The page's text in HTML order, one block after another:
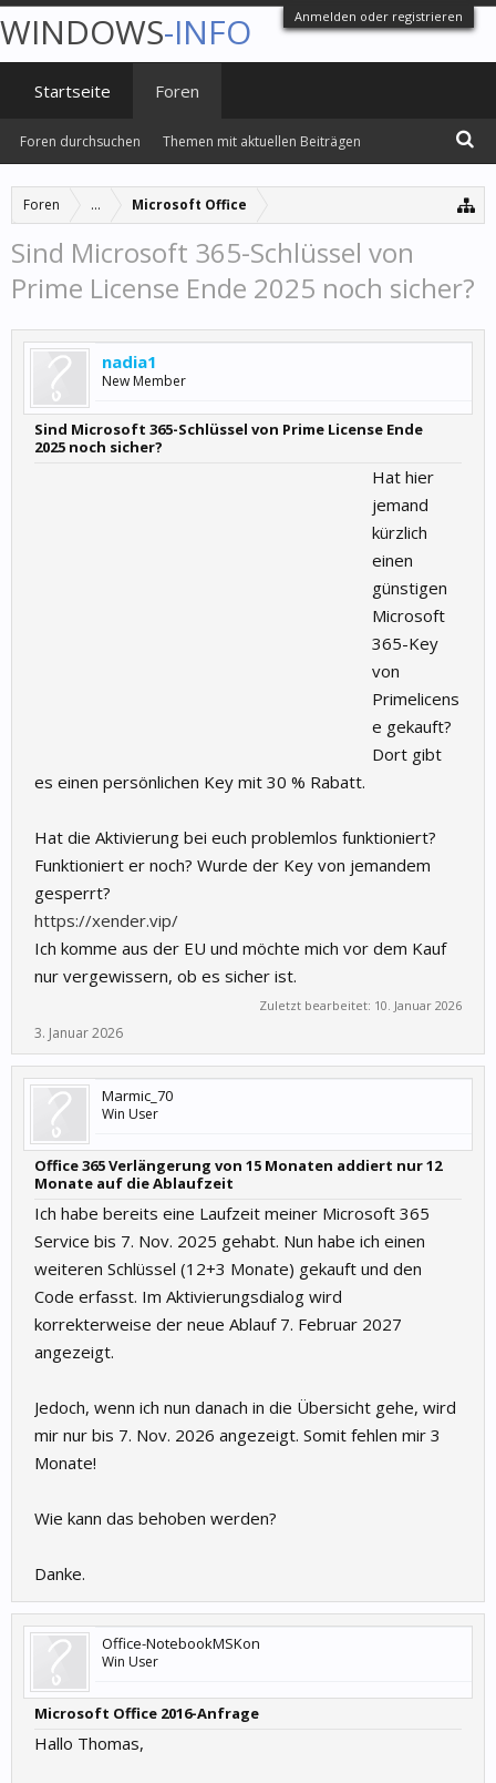
Anmelden oder registrieren
Foren ... Microsoft Office
Sind Microsoft 365-Schlüssel von
Prime License Ende 2025 noch sicher?
nadia1
New Member
Sind Microsoft 365-Schlüssel von Prime License Ende
2025 noch sicher?
Hat hier
jemand
kürzlich
einen
günstigen
Microsoft
365-Key
von
Primelicens
e gekauft?
Dort gibt
es einen persönlichen Key mit 30 % Rabatt.
Hat die Aktivierung bei euch problemlos funktioniert?
Funktioniert er noch? Wurde der Key von jemandem
gesperrt?
https://xender.vip/
Ich komme aus der EU und möchte mich vor dem Kauf
nur vergewissern, ob es sicher ist.
Zuletzt bearbeitet: 10. Januar 2026
3. Januar 2026
Marmic_70
Win User
Office 365 Verlängerung von 15 Monaten addiert nur 12
Monate auf die Ablaufzeit
Ich habe bereits eine Laufzeit meiner Microsoft 365
Service bis 7. Nov. 2025 gehabt. Nun habe ich einen
weiteren Schlüssel (12+3 Monate) gekauft und den
Code erfasst. Im Aktivierungsdialog wird
korrekterweise der neue Ablauf 7. Februar 2027
angezeigt.
Jedoch, wenn ich nun danach in die Übersicht gehe, wird
mir nur bis 7. Nov. 2026 angezeigt. Somit fehlen mir 3
Monate!
Wie kann das behoben werden?
Danke.
Office-NotebookMSKon
Win User
Microsoft Office 2016-Anfrage
Hallo Thomas,
WINDOWS-INFO
Startseite Foren
Foren durchsuchen Themen mit aktuellen Beiträgen